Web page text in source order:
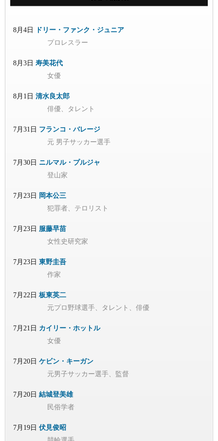
8月4日
ドリー・ファンク・ジュニア
プロレスラー
8月3日 寿美花代
女優
8月1日 清水良太郎
俳優、タレント
7月31日 フランコ・バレージ
元 男子サッカー選手
7月30日 ニルマル・プルジャ
登山家
7月23日 岡本公三
犯罪者、テロリスト
7月23日 服藤早苗
女性史研究家
7月23日 東野圭吾
作家
7月22日 板東英二
元プロ野球選手、タレント、俳優
7月21日 カイリー・ホットル
女優
7月20日 ケビン・キーガン
元男子サッカー選手、監督
7月20日 結城登美雄
民俗学者
7月19日 伏見俊昭